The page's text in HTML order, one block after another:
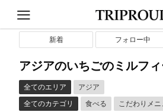
新着 フォロー中
アジアのいちごのミルフ
全てのエリア
アジア
全てのカテゴリ
食べる こだわりメニ